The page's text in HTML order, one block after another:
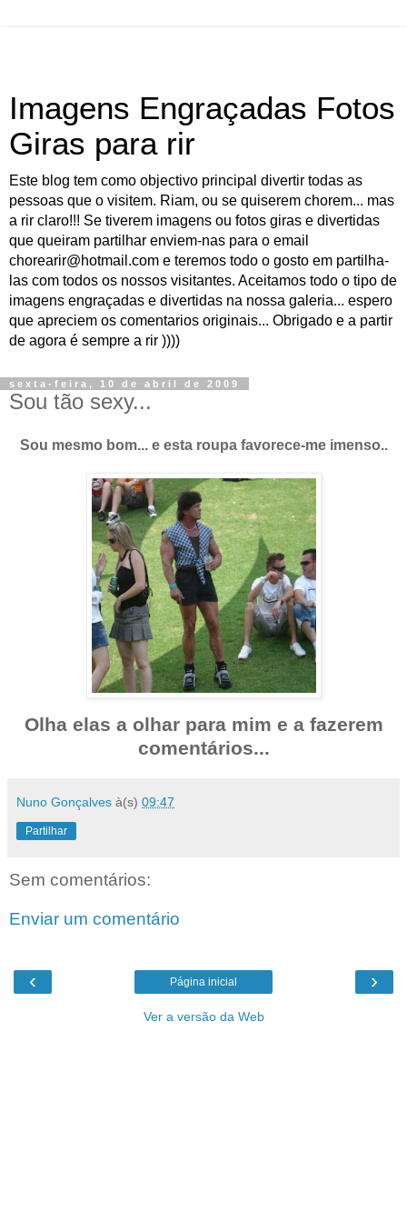
Imagens Engraçadas Fotos
Giras para rir
Este blog tem como objectivo principal divertir todas as
pessoas que o visitem. Riam, ou se quiserem chorem... mas
a rir claro!!! Se tiverem imagens ou fotos giras e divertidas
que queiram partilhar enviem-nas para o email
chorearir@hotmail.com e teremos todo o gosto em partilha-
las com todos os nossos visitantes. Aceitamos todo o tipo de
imagens engraçadas e divertidas na nossa galeria... espero
que apreciem os comentarios originais... Obrigado e a partir
de agora é sempre a rir ))))
sexta-feira, 10 de abril de 2009
Sou tão sexy...
Sou mesmo bom... e esta roupa favorece-me imenso..
Olha elas a olhar para mim e a fazerem
comentários...
Nuno Gonçalves à(s) 09:47
Partilhar
Sem comentários:
Enviar um comentário
‹ ›
Página inicial
Ver a versão da Web